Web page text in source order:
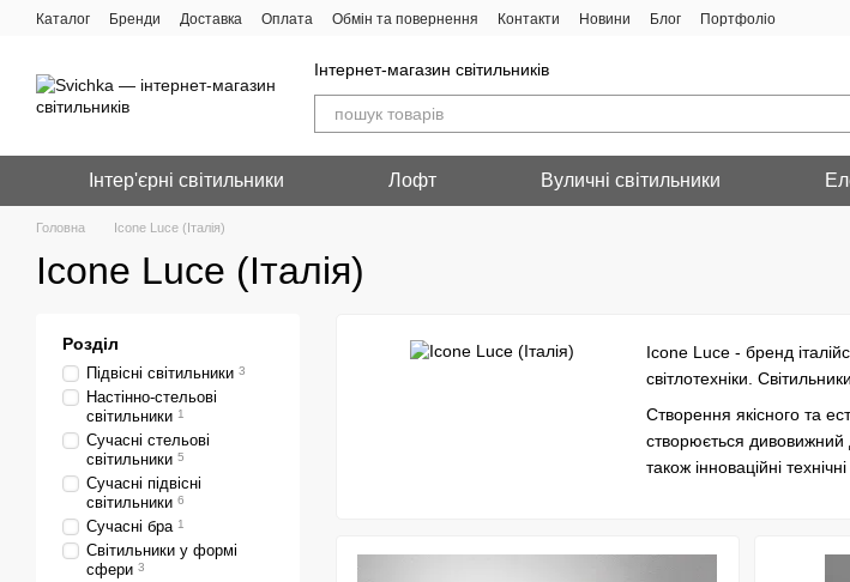
Перейти до основного контенту
Каталог Бренди Доставка Оплата Обмін та повернення Контакти Новини Блог Портфоліо
Інтернет-магазин світильників
Інтер'єрні світильники Лофт Вуличні світильники
Головна Icone Luce (Італія)
Icone Luce (Італія)
Icone Luce - бренд
світлотехніки.
Створення якісного та
створюється дивовижний
також інноваційні
приділяється моделям,
Розділ
Підвісні світильники 3
Настінно-стельові
світильники 1
Сучасні стельові
світильники 5
Сучасні підвісні
світильники 6
Сучасні бра 1
Світильники у формі
сфери 3